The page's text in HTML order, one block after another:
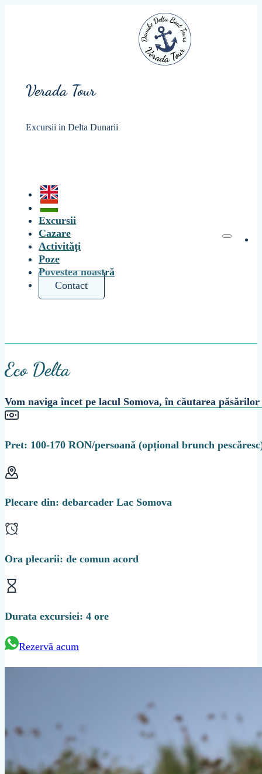
Verada Tour
Excursii in Delta Dunarii
Excursii
Cazare
Activităţi
Poze
Povestea noastră
Contact
Eco Delta
Vom naviga încet pe lacul Somova, în căutarea
Pret: 100-170 RON/persoană (opțional brunch
Plecare din: debarcader Lac Somova
Ora plecarii: de comun acord
Durata excursiei: 4 ore
Rezervă acum